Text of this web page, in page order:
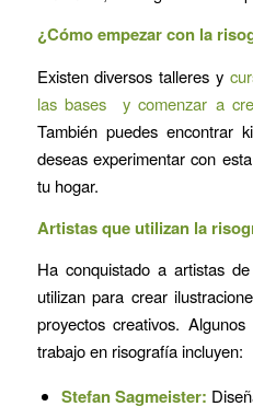
¿Cómo empezar con la
Existen diversos talleres y
las bases y comenzar a
También puedes
deseas experimentar con
tu hogar.
Artistas que utilizan la
Ha conquistado a artistas
utilizan para crear
proyectos creativos.
trabajo en risografía incluyen:
Stefan Sagmeister: